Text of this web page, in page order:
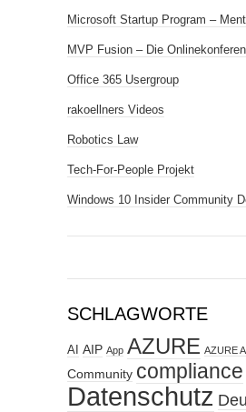
Microsoft Startup Program –
MVP Fusion – Die
Office 365 Usergroup
rakoellners Videos
Robotics Law
Tech-For-People Projekt
Windows 10 Insider Community
SCHLAGWORTE
AI AIP App AZURE AZURE
Community compliance
Datenschutz